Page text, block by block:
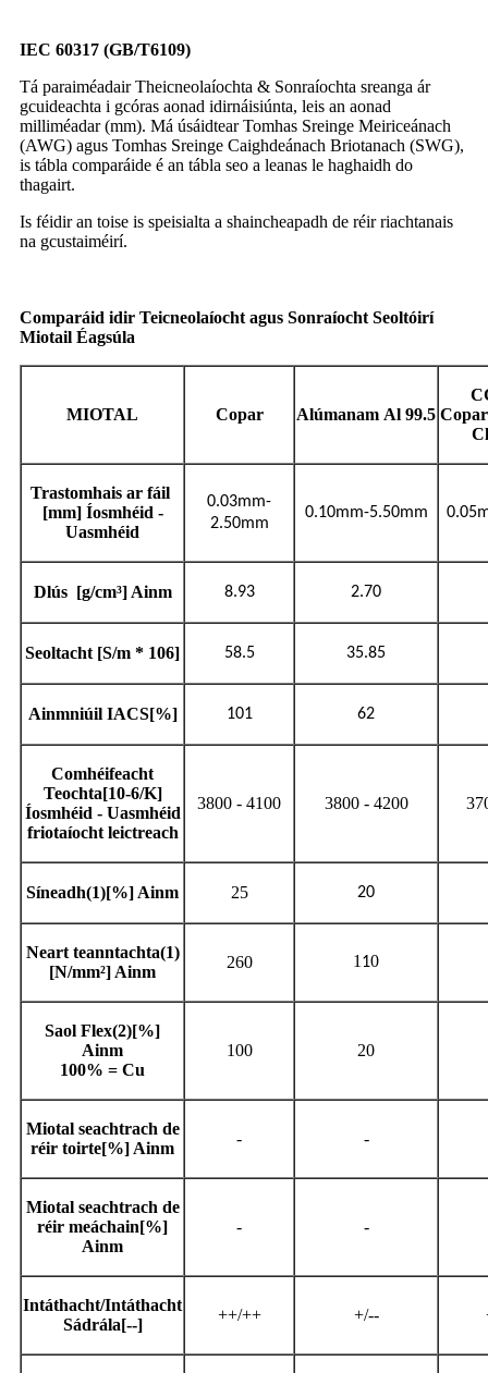
IEC 60317 (GB/T6109)
Tá paraiméadair Theicneolaíochta & Sonraíochta sreanga ár
gcuideachta i gcóras aonad idirnáisiúnta, leis an aonad
milliméadar (mm). Má úsáidtear Tomhas Sreinge Meiriceánach
(AWG) agus Tomhas Sreinge Caighdeánach Briotanach (SWG),
is tábla comparáide é an tábla seo a leanas le haghaidh do
thagairt.
Is féidir an toise is speisialta a shaincheapadh de réir riachtanais
na gcustaiméirí.
Comparáid idir Teicneolaíocht agus Sonraíocht Seoltóirí
Miotail Éagsúla
MIOTAL Copar Alúmanam Al 99.5 Copar
Trastomhais ar fáil
[mm] Íosmhéid -
Uasmhéid
0.03mm-
2.50mm
0.10mm-5.50mm
Dlús [g/cm³] Ainm 8.93 2.70
Seoltacht [S/m * 106] 58.5 35.85
Ainmniúil IACS[%] 101 62
Comhéifeacht
Teochta[10-6/K]
Íosmhéid - Uasmhéid
friotaíocht leictreach
3800 - 4100 3800 - 4200
Síneadh(1)[%] Ainm 25 20
Neart teanntachta(1)
[N/mm²] Ainm
260 1 10
Saol Flex(2)[%]
Ainm
100% = Cu
100 20
Miotal seachtrach de
réir toirte[%] Ainm
- -
Miotal seachtrach de
réir meáchain[%]
Ainm
- -
Intáthacht/Intáthacht
Sádrála[--]
++/++ +/--